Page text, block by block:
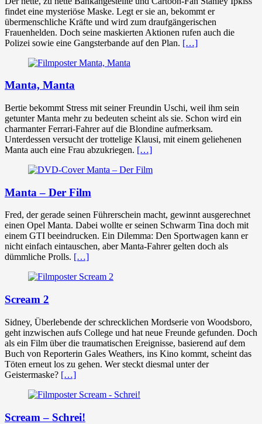
findet eine mysteriöse Maske. Legt er sie an, bekommt er
übermenschliche Kräfte und wird zum draufgängerischen
Frauenhelden. Doch seine maskierten Aktionen rufen auch die
Polizei sowie eine Gangsterbande auf den Plan. […]
Manta, Manta
Bertie bekommt Stress mit seiner Freundin Uschi, weil ihm sein
getunter Manta mehr zu bedeuten scheint als sie. Schon wird ein
charmanter Ferrari-Fahrer auf die Blondine aufmerksam.
Unterdessen versucht der trottelige Klausi, mit einem geliehenen
Manta auch eine Frau abzukriegen. […]
Manta – Der Film
Fred, der gerade seinen Führerschein macht, gewinnt ausgerechnet
einen Opel Manta. Dabei wollte er seinen Schwarm Tina doch mit
einem GTI beeindrucken. Ein Dilemma: Den Sportwagen kann er
nicht einfach eintauschen, aber Manta-Fahrer gelten doch als
dümmliche Prolls. […]
Scream 2
Sidney, Überlebende der schrecklichen Mordserie von Woodsboro,
geht inzwischen aufs College und hat neue Freunde gefunden. Doch
als ein Film über die traumatischen Ereignisse, basierend auf dem
Buch von Reporterin Gales Weathers, ins Kino kommt, scheint das
Töten erneut los zu gehen. Wer steckt diesmal unter der
Geistermaske? […]
Scream – Schrei!